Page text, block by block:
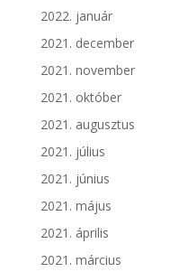
2022. január
2021. december
2021. november
2021. október
2021. augusztus
2021. július
2021. június
2021. május
2021. április
2021. március